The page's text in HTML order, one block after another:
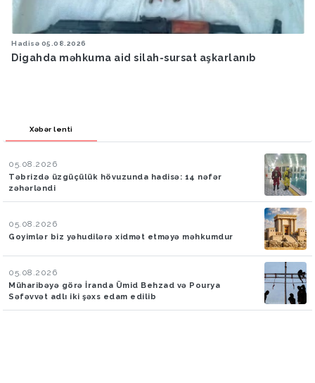
Hadisə 05.08.2026
Digahda məhkuma aid silah-sursat aşkarlanıb
Xəbər lenti
05.08.2026
Təbrizdə üzgüçülük hövuzunda hadisə: 14 nəfər
zəhərləndi
05.08.2026
Goyimlər biz yəhudilərə xidmət etməyə məhkumdur
05.08.2026
Müharibəyə görə İranda Ümid Behzad və Pourya
Səfəvvət adlı iki şəxs edam edilib